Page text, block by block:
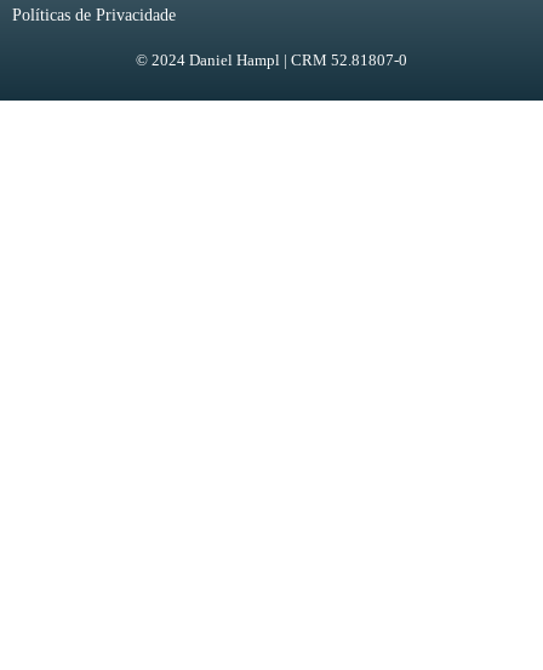
Políticas de Privacidade
© 2024 Daniel Hampl | CRM 52.81807-0